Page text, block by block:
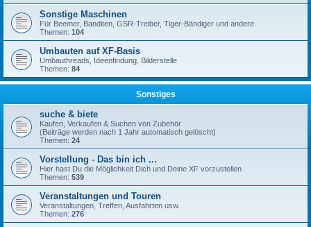
Sonstige Maschinen
Für Beemer, Banditen, GSR-Treiber, Tiger-Bändiger und andere
Themen: 104
Umbauten auf XF-Basis
Umbauthreads, Ideenfindung, Bilderstelle
Themen: 84
Sonstiges
suche & biete
Kaufen, Verkaufen & Suchen von Zubehör
(Beiträge werden nach 1 Jahr automatisch gelöscht)
Themen: 24
Vorstellung - Das bin ich ...
Hier hast Du die Möglichkeit Dich und Deine XF vorzustellen
Themen: 539
Veranstaltungen und Touren
Veranstaltungen, Treffen, Ausfahrten usw.
Themen: 276